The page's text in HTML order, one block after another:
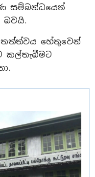
සම්බන්ධයෙන්
හේතුවෙන්
කල්තැබීමට